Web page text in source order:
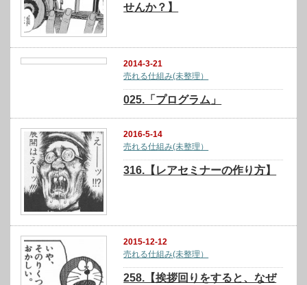
せんか？】
2014-3-21
売れる仕組み(未整理）
025.「プログラム」
2016-5-14
売れる仕組み(未整理）
316.【レアセミナーの作り方】
2015-12-12
売れる仕組み(未整理）
258.【挨拶回りをすると、なぜ